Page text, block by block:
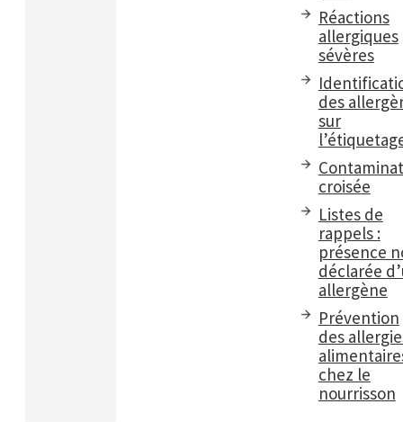
Réactions
allergiques
sévères
des
sur
croisée
Listes de
rappels :
présence
déclarée
allergène
Prévention
des
chez le
nourrisson